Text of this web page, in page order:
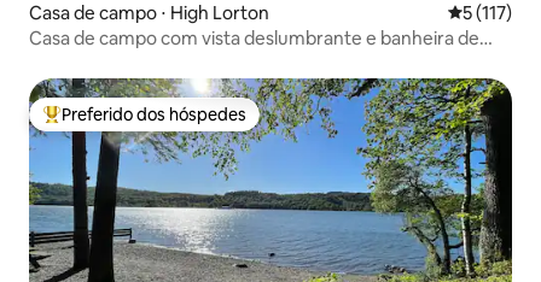
Casa de campo ⋅ High Lorton 5 de uma
5 (117)
Casa de campo com vista deslumbrante e banheira de
Entre os melhores preferidos dos hóspedes
Preferido dos hóspedes